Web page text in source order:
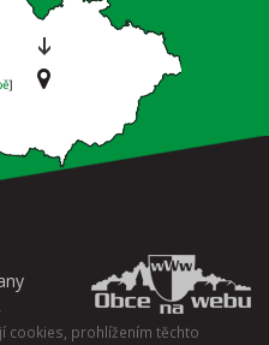
cookies, prohlížením těchto